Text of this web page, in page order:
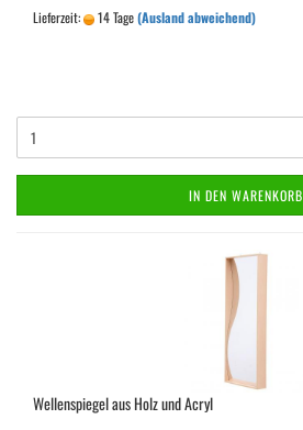
Lieferzeit: 14 Tage(Ausland abweichend)
IN DEN WARENKORB
Wellenspiegel aus Holz und Acryl